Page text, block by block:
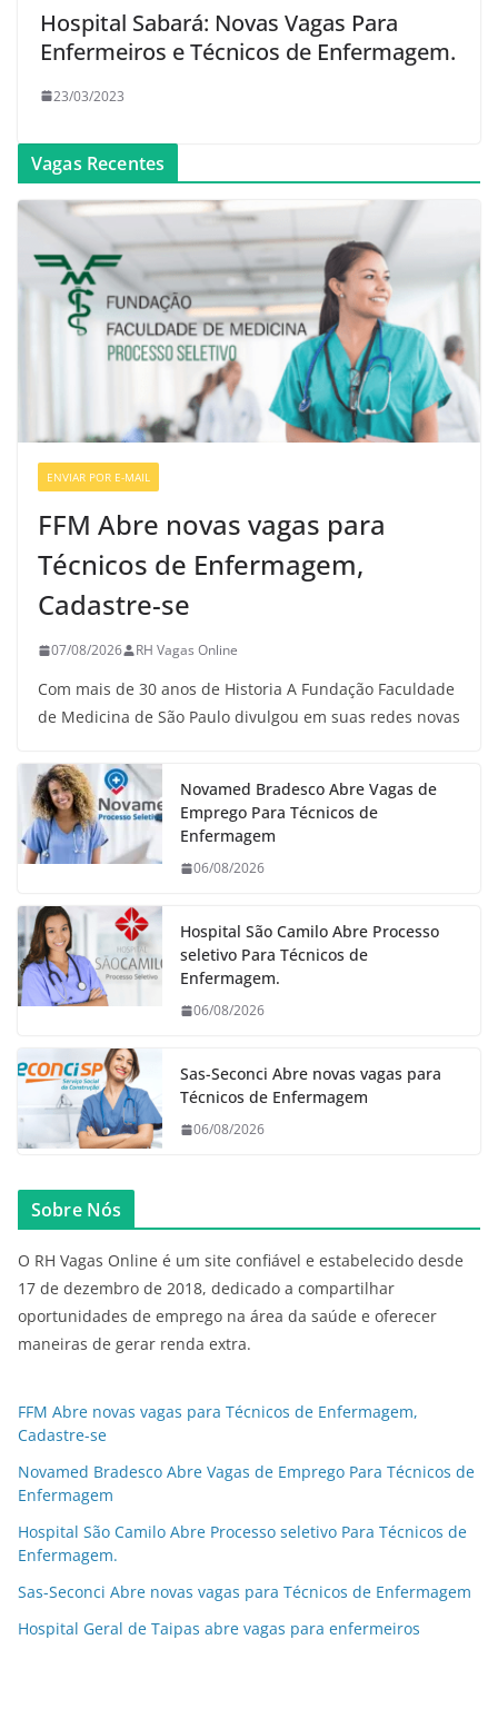
Hospital Sabará: Novas Vagas Para
Enfermeiros e Técnicos de Enfermagem.
23/03/2023
Vagas Recentes
ENVIAR POR E-MAIL
FFM Abre novas vagas para
Técnicos de Enfermagem,
Cadastre-se
07/08/2026 RH Vagas Online
Com mais de 30 anos de Historia A Fundação Faculdade
de Medicina de São Paulo divulgou em suas redes novas
Novamed Bradesco Abre Vagas de
Emprego Para Técnicos de
Enfermagem
06/08/2026
Hospital São Camilo Abre Processo
seletivo Para Técnicos de
Enfermagem.
06/08/2026
Sas-Seconci Abre novas vagas para
Técnicos de Enfermagem
06/08/2026
Sobre Nós
O RH Vagas Online é um site confiável e estabelecido desde
17 de dezembro de 2018, dedicado a compartilhar
oportunidades de emprego na área da saúde e oferecer
maneiras de gerar renda extra.
FFM Abre novas vagas para Técnicos de Enfermagem,
Cadastre-se
Novamed Bradesco Abre Vagas de Emprego Para Técnicos de
Enfermagem
Hospital São Camilo Abre Processo seletivo Para Técnicos de
Enfermagem.
Sas-Seconci Abre novas vagas para Técnicos de Enfermagem
Hospital Geral de Taipas abre vagas para enfermeiros